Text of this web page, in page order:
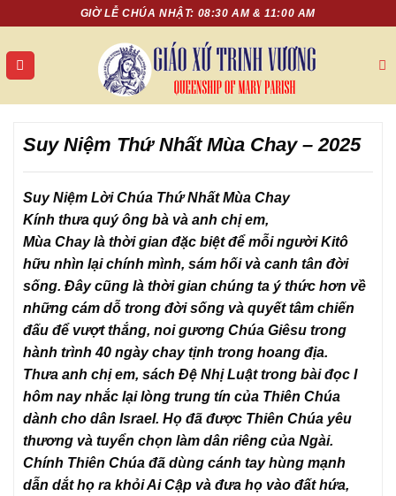
nội
dung
GIỜ LỄ CHÚA NHẬT: 08:30 AM & 11:00 AM
Suy Niệm Thứ Nhất Mùa Chay – 2025
Suy Niệm Lời Chúa Thứ Nhất Mùa Chay
Kính thưa quý ông bà và anh chị em,
Mùa Chay là thời gian đặc biệt để mỗi người Kitô
hữu nhìn lại chính mình, sám hối và canh tân đời
sống. Đây cũng là thời gian chúng ta ý thức hơn về
những cám dỗ trong đời sống và quyết tâm chiến
đấu để vượt thắng, noi gương Chúa Giêsu trong
hành trình 40 ngày chay tịnh trong hoang địa.
Thưa anh chị em, sách Đệ Nhị Luật trong bài đọc I
hôm nay nhắc lại lòng trung tín của Thiên Chúa
dành cho dân Israel. Họ đã được Thiên Chúa yêu
thương và tuyển chọn làm dân riêng của Ngài.
Chính Thiên Chúa đã dùng cánh tay hùng mạnh
dẫn dắt họ ra khỏi Ai Cập và đưa họ vào đất hứa,